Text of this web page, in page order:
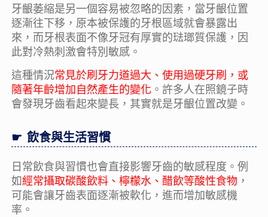
牙齦萎縮是另一個容易被忽略的因素，當牙齦位置
逐漸往下移，原本被保護的牙根區域就會暴露出
來，而牙根表面不像牙冠有厚實的琺瑯質保護，因
此對冷熱刺激會特別敏感。
這種情況常見於刷牙力道過大、使用過硬牙刷，或
隨著年齡增加自然產生的變化 。許多人在照鏡子時
會發現牙齒看起來變長，其實就是牙齦位置改變。
飲食與生活習慣
日常飲食與習慣也會直接影響牙齒的敏感程度。例
如經常攝取碳酸飲料、檸檬水、醋飲等酸性食物 ，
可能會讓牙齒表面逐漸被軟化，進而增加敏感機
率。